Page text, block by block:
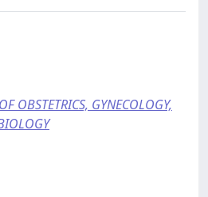
OBSTETRICS, GYNECOLOGY,